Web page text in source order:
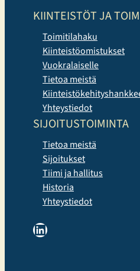
KIINTEISTÖT JA
Toimitilahaku
Kiinteistöomistukset
Vuokralaiselle
Tietoa meistä
Yhteystiedot
SIJOITUSTOIMINTA
Tietoa meistä
Sijoitukset
Tiimi ja hallitus
Historia
Yhteystiedot
LinkedIn